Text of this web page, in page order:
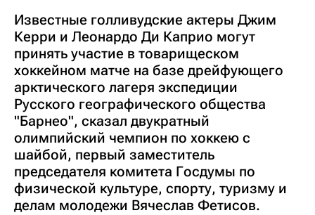
Известные голливудские актеры Джим
Керри и Леонардо Ди Каприо могут
принять участие в товарищеском
хоккейном матче на базе дрейфующего
арктического лагеря экспедиции
Русского географического общества
"Барнео", сказал двукратный
олимпийский чемпион по хоккею с
шайбой, первый заместитель
председателя комитета Госдумы по
физической культуре, спорту, туризму и
делам молодежи Вячеслав Фетисов.